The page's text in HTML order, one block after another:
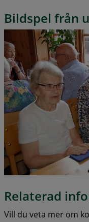
Bildspel från
Relaterad
Vill du veta mer om